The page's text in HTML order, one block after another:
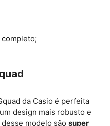
da Casio é perfeita
design mais robusto e
modelo são super